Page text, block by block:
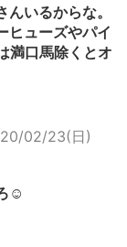
いるからな。
ヒューズやパイ
満口馬除くとオ
02/23(日)
☺